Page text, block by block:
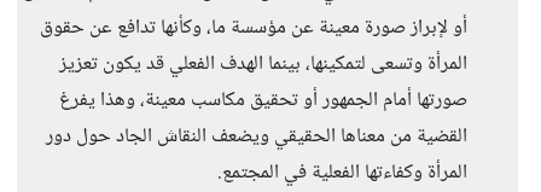
أو لإبراز صورة معينة عن مؤسسة ما، وكأنها تدافع عن حقوق
المرأة وتسعى لتمكينها، بينما الهدف الفعلي قد يكون تعزيز
صورتها أمام الجمهور أو تحقيق مكاسب معينة، وهذا يفرغ
القضية من معناها الحقيقي ويضعف النقاش الجاد حول دور
المرأة وكفاءتها الفعلية في المجتمع.